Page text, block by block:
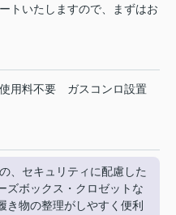
トいたしますので、まずはお
用料不要
ガスコンロ設置
、セキュリティに配慮した
ズボックス・クロゼットな
き物の整理がしやすく便利